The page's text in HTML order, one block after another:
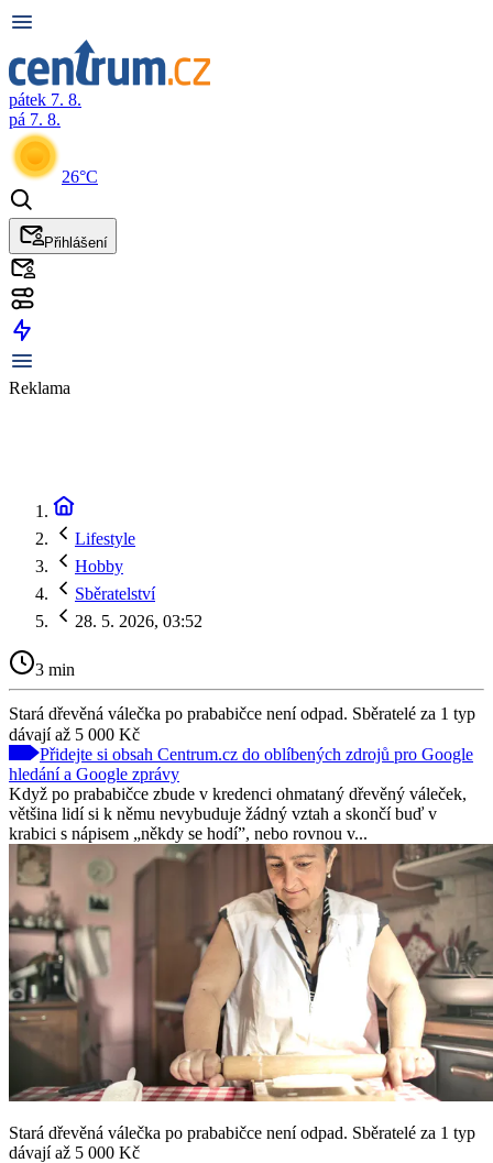
pátek 7. 8.
pá 7. 8.
26°C
Přihlášení
Reklama
Lifestyle
Hobby
Sběratelství
28. 5. 2026, 03:52
3 min
Stará dřevěná válečka po prababičce není odpad. Sběratelé za 1 typ
dávají až 5 000 Kč
Přidejte si obsah Centrum.cz do oblíbených zdrojů pro Google
hledání a Google zprávy
Když po prababičce zbude v kredenci ohmataný dřevěný váleček,
většina lidí si k němu nevybuduje žádný vztah a skončí buď v
krabici s nápisem „někdy se hodí”, nebo rovnou v...
Stará dřevěná válečka po prababičce není odpad. Sběratelé za 1 typ
dávají až 5 000 Kč